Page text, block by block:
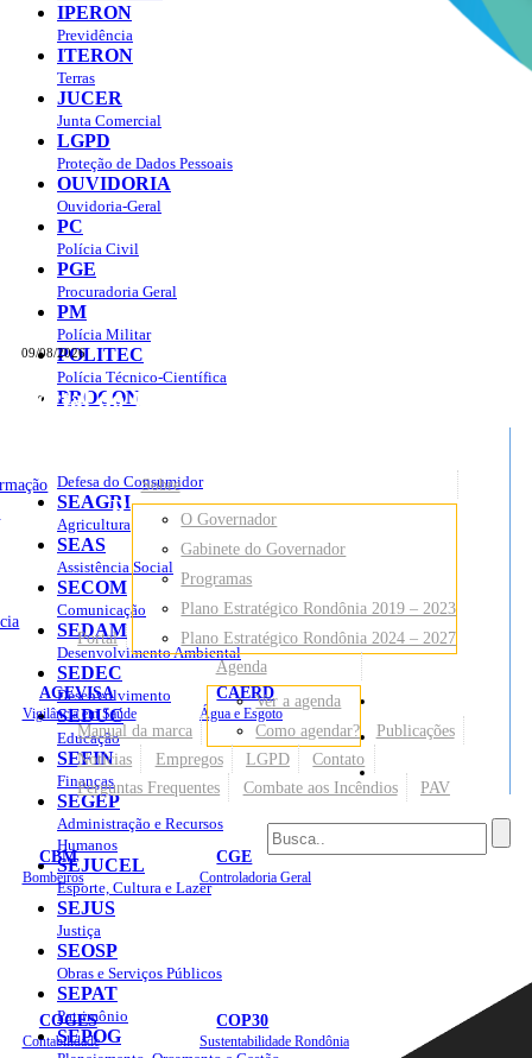
09/08/2026
Portal do Governo do
Rondônia
AGEVISA
Vigilância em Saúde
CAERD
Água e Esgoto
CBM
Bombeiros
CGE
Controladoria Geral
COGES
Contabilidade
COP30
Sustentabilidade Rondônia
Sites
Portal
Sobre
O Governador
Gabinete do Governador
Programas
Plano Estratégico Rondônia 2019 – 2023
Plano Estratégico Rondônia 2024 – 2027
Manual da marca
Agenda
Ver a agenda
Como agendar?
Publicações
Notícias
Empregos LGPD
Contato
Perguntas Frequentes
Combate aos Incêndios PAV
IPERON
Previdência
ITERON
Terras
JUCER
Junta Comercial
LGPD
Proteção de Dados Pessoais
OUVIDORIA
Ouvidoria-Geral
PC
Polícia Civil
PGE
Procuradoria Geral
PM
Polícia Militar
POLITEC
Polícia Técnico-Científica
PROCON
Defesa do Consumidor
SEAGRI
Agricultura
SEAS
Assistência Social
SECOM
Comunicação
SEDAM
Desenvolvimento Ambiental
SEDEC
Desenvolvimento
SEDUC
Educação
SEFIN
Finanças
SEGEP
Administração e Recursos
Humanos
SEJUCEL
Esporte, Cultura e Lazer
SEJUS
Justiça
SEOSP
Obras e Serviços Públicos
SEPAT
Patrimônio
SEPOG